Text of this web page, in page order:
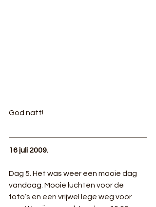
God natt!
16 juli 2009.
Dag 5. Het was weer een mooie dag
vandaag. Mooie luchten voor de
foto’s en een vrijwel lege weg voor